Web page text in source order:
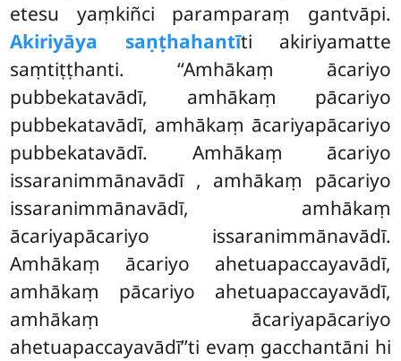
etesu yaṃkiñci paramparaṃ gantvāpi.
Akiriyāya saṇṭhahantīti akiriyamatte
saṃtiṭṭhanti. ‘‘Amhākaṃ ācariyo
pubbekatavādī, amhākaṃ pācariyo
pubbekatavādī, amhākaṃ ācariyapācariyo
pubbekatavādī. Amhākaṃ ācariyo
issaranimmānavādī , amhākaṃ pācariyo
issaranimmānavādī, amhākaṃ
ācariyapācariyo issaranimmānavādī.
Amhākaṃ ācariyo ahetuapaccayavādī,
amhākaṃ pācariyo ahetuapaccayavādī,
amhākaṃ ācariyapācariyo
ahetuapaccayavādī’’ti evaṃ gacchantāni hi